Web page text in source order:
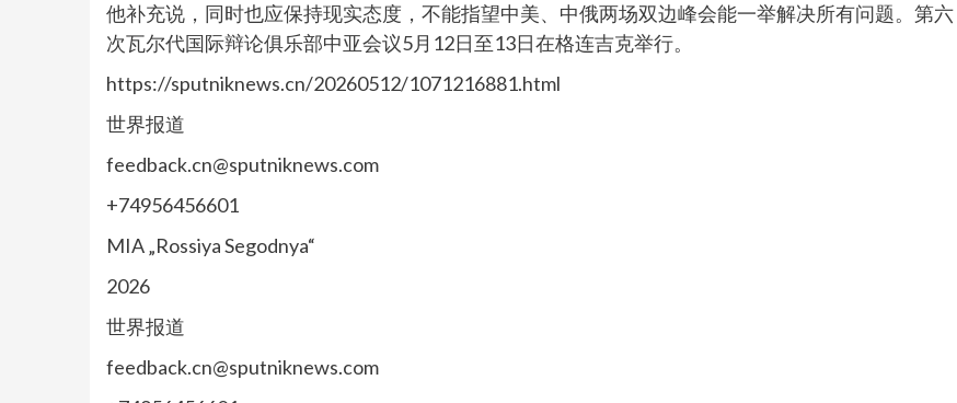
他补充说，同时也应保持现实态度，不能指望中美、中俄两场双边峰会能一举解决所有问题。第六
次瓦尔代国际辩论俱乐部中亚会议5月12日至13日在格连吉克举行。
https://sputniknews.cn/20260512/1071216881.html
世界报道
feedback.cn@sputniknews.com
+74956456601
MIA „Rossiya Segodnya“
2026
世界报道
feedback.cn@sputniknews.com